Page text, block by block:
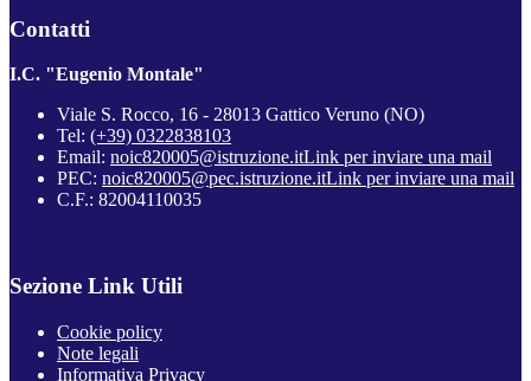
Contatti
I.C. "Eugenio Montale"
Viale S. Rocco, 16 - 28013 Gattico Veruno (NO)
Tel: (+39) 0322838103
Email: noic820005@istruzione.itLink per inviare una mail
PEC: noic820005@pec.istruzione.itLink per inviare una mail
C.F.: 82004110035
Sezione Link Utili
Cookie policy
Note legali
Informativa Privacy